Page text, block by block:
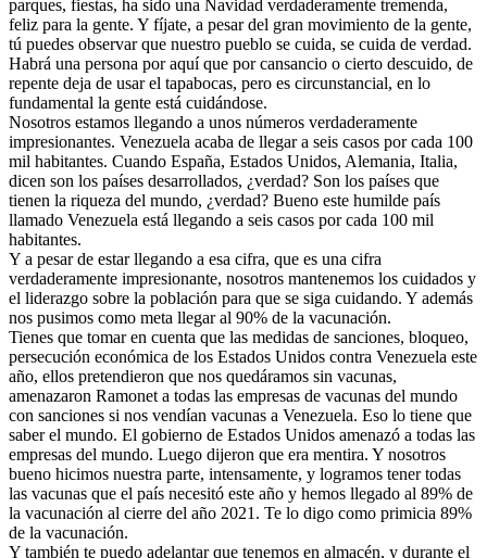
parques, fiestas, ha sido una Navidad verdaderamente tremenda,
feliz para la gente. Y fíjate, a pesar del gran movimiento de la gente,
tú puedes observar que nuestro pueblo se cuida, se cuida de verdad.
Habrá una persona por aquí que por cansancio o cierto descuido, de
repente deja de usar el tapabocas, pero es circunstancial, en lo
fundamental la gente está cuidándose.
Nosotros estamos llegando a unos números verdaderamente
impresionantes. Venezuela acaba de llegar a seis casos por cada 100
mil habitantes. Cuando España, Estados Unidos, Alemania, Italia,
dicen son los países desarrollados, ¿verdad? Son los países que
tienen la riqueza del mundo, ¿verdad? Bueno este humilde país
llamado Venezuela está llegando a seis casos por cada 100 mil
habitantes.
Y a pesar de estar llegando a esa cifra, que es una cifra
verdaderamente impresionante, nosotros mantenemos los cuidados y
el liderazgo sobre la población para que se siga cuidando. Y además
nos pusimos como meta llegar al 90% de la vacunación.
Tienes que tomar en cuenta que las medidas de sanciones, bloqueo,
persecución económica de los Estados Unidos contra Venezuela este
año, ellos pretendieron que nos quedáramos sin vacunas,
amenazaron Ramonet a todas las empresas de vacunas del mundo
con sanciones si nos vendían vacunas a Venezuela. Eso lo tiene que
saber el mundo. El gobierno de Estados Unidos amenazó a todas las
empresas del mundo. Luego dijeron que era mentira. Y nosotros
bueno hicimos nuestra parte, intensamente, y logramos tener todas
las vacunas que el país necesitó este año y hemos llegado al 89% de
la vacunación al cierre del año 2021. Te lo digo como primicia 89%
de la vacunación.
Y también te puedo adelantar que tenemos en almacén, y durante el